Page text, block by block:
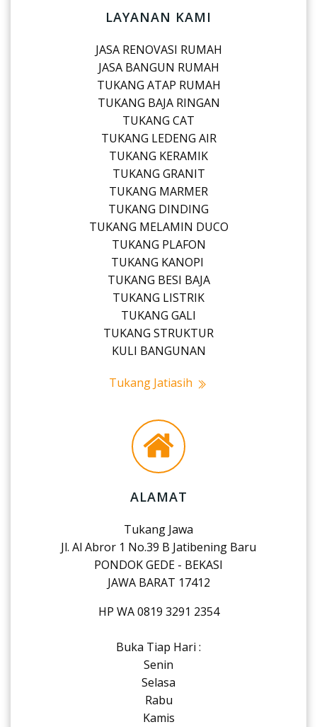
LAYANAN KAMI
JASA RENOVASI RUMAH
JASA BANGUN RUMAH
TUKANG ATAP RUMAH
TUKANG BAJA RINGAN
TUKANG CAT
TUKANG LEDENG AIR
TUKANG KERAMIK
TUKANG GRANIT
TUKANG MARMER
TUKANG DINDING
TUKANG MELAMIN DUCO
TUKANG PLAFON
TUKANG KANOPI
TUKANG BESI BAJA
TUKANG LISTRIK
TUKANG GALI
TUKANG STRUKTUR
KULI BANGUNAN
Tukang Jatiasih
ALAMAT
Tukang Jawa
Jl. Al Abror 1 No.39 B Jatibening Baru
PONDOK GEDE - BEKASI
JAWA BARAT 17412
HP WA 0819 3291 2354
Buka Tiap Hari :
Senin
Selasa
Rabu
Kamis